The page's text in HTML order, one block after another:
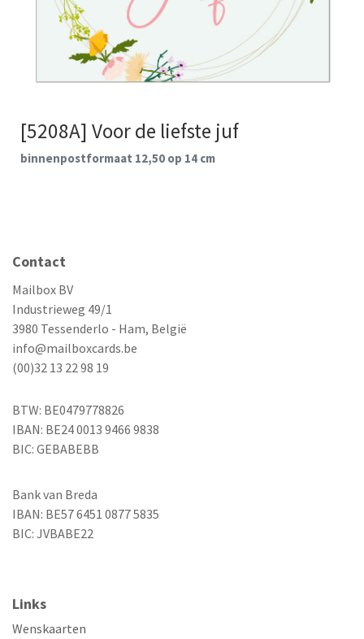
[5208A] Voor de liefste juf
binnenpostformaat 12,50 op 14 cm
Contact
Mailbox BV
Industrieweg 49/1
3980 Tessenderlo - Ham, België
info@mailboxcards.be
(00)32 13 22 98 19
BTW: BE0479778826
IBAN: BE24 0013 9466 9838
BIC: GEBABEBB
Bank van Breda
IBAN: BE57 6451 0877 5835
BIC: JVBABE22
Links
Wenskaarten